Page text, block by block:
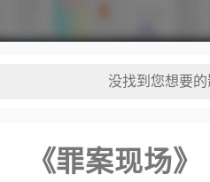
《罪案现场》